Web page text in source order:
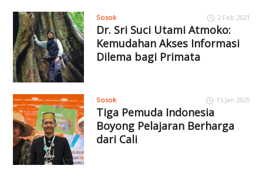
Sosok 2 Feb 2021
Dr. Sri Suci Utami Atmoko:
Kemudahan Akses Informasi
Dilema bagi Primata
Sosok 15 Jan 2025
Tiga Pemuda Indonesia
Boyong Pelajaran Berharga
dari Cali